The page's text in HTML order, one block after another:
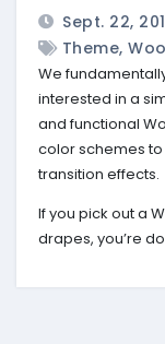
Sept. 22,
Theme,
We
interested in a
and functional
color schemes
transition effects.
If you pick out a
drapes, you’re